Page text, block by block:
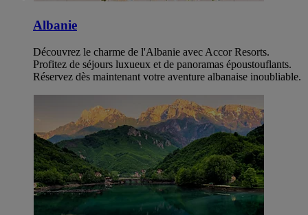
Albanie
Découvrez le charme de l'Albanie avec Accor Resorts.
Profitez de séjours luxueux et de panoramas époustouflants.
Réservez dès maintenant votre aventure albanaise inoubliable.